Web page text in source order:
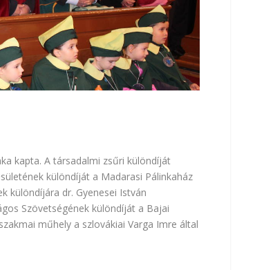
kapta. A társadalmi zsűri különdíját
különdíját a Madarasi Pálinkaház
különdíjára dr. Gyenesei István
Szövetségének különdíját a Bajai
műhely a szlovákiai Varga Imre által